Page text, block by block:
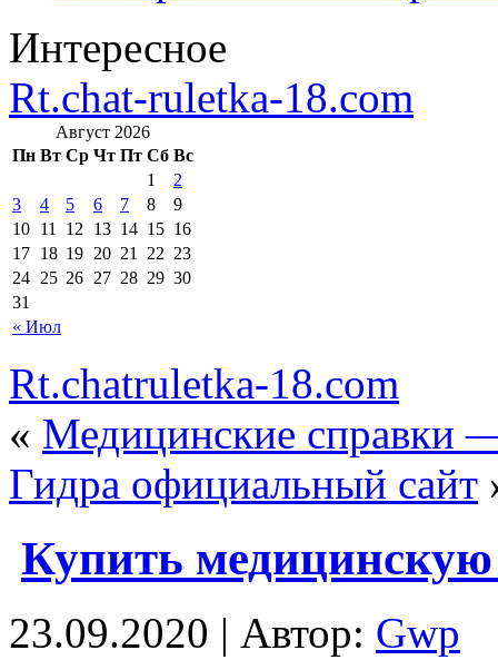
Интересное
Rt.chat-ruletka-18.com
Август 2026
Пн Вт Ср Чт Пт Сб Вс
« Июл
1
2
3
4 5 6 7 8
9
10 11 12 13 14 15 16
17 18 19 20 21 22 23
24 25 26 27 28 29 30
31
Rt.chatruletka-18.com
« Медицинские справки
Гидра официальный сайт
Купить
23.09.2020 | Автор: Gwp